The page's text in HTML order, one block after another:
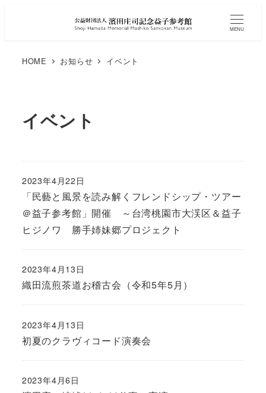
MENU
HOME お知らせ イベント
イベント
「民藝と風景を読み解くフレンドシップ・ツアー
＠益子参考館」開催 ～台湾桃園市大渓区＆益子
ヒジノワ 勝手姉妹郷プロジェクト
2023年4月22日
織田流煎茶道お稽古会（令和5年5月）
2023年4月13日
初夏のクラヴィコード演奏会
2023年4月13日
2023年4月6日